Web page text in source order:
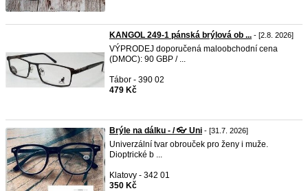
KANGOL 249-1 pánská brýlová ob ... - [2.8. 2026]
VÝPRODEJ doporučená maloobchodní cena
(DMOC): 90 GBP / ...
Tábor - 390 02
479 Kč
Brýle na dálku - / 👓 Uni - [31.7. 2026]
Univerzální tvar obrouček pro ženy i muže.
Dioptrické b ...
Klatovy - 342 01
350 Kč